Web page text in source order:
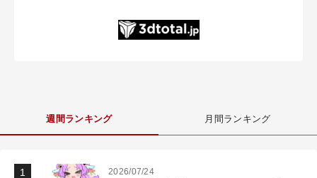
週間ランキング 月間ランキング
2026/07/24